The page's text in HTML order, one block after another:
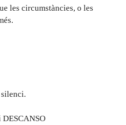
les circumstàncies, o les